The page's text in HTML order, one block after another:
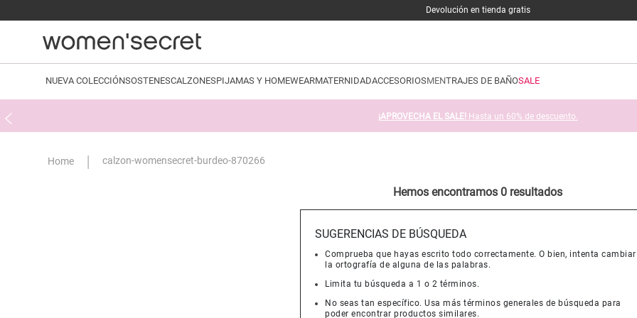
Devolución en tienda gratis
NUEVA COLECCIÓNSOSTENESCALZONESPIJAMAS Y HOMEWEARMATERNIDADACCESORIOSMENTRAJES DE BAÑOSALE
¡APROVECHA EL SALE! Hasta un 60% de descuento.
calzon-womensecret-burdeo-870266
Hemos encontramos 0 resultados
SUGERENCIAS DE BÚSQUEDA
Comprueba que hayas escrito todo correctamente. O bien, intenta cambiar
la ortografía de alguna de las palabras.
Limita tu búsqueda a 1 o 2 términos.
No seas tan específico. Usa más términos generales de búsqueda para
poder encontrar productos similares.